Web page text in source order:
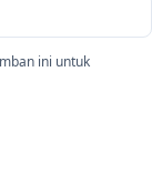
ini untuk